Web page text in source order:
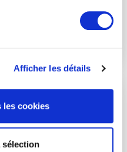
Afficher les détails
les cookies
en agence
à 10 Milliards d'€,
qui permet à